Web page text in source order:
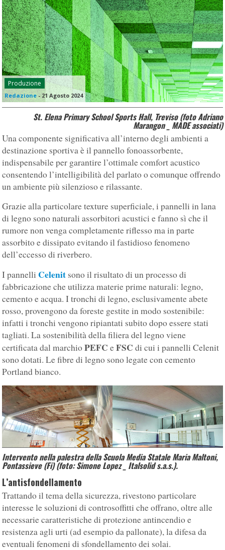
Produzione
Redazione-21 Agosto 2024
St. Elena Primary School Sports Hall, Treviso (foto Adriano
Marangon _ MADE associati)
Una componente significativa all’interno degli ambienti a
destinazione sportiva è il pannello fonoassorbente,
indispensabile per garantire l’ottimale comfort acustico
consentendo l’intelligibilità del parlato o comunque offrendo
un ambiente più silenzioso e rilassante.
Grazie alla particolare texture superficiale, i pannelli in lana
di legno sono naturali assorbitori acustici e fanno sì che il
rumore non venga completamente riflesso ma in parte
assorbito e dissipato evitando il fastidioso fenomeno
dell’eccesso di riverbero.
I pannelli Celenit sono il risultato di un processo di
fabbricazione che utilizza materie prime naturali: legno,
cemento e acqua. I tronchi di legno, esclusivamente abete
rosso, provengono da foreste gestite in modo sostenibile:
infatti i tronchi vengono ripiantati subito dopo essere stati
tagliati. La sostenibilità della filiera del legno viene
certificata dal marchioPEFC eFSC di cui i pannelli Celenit
sono dotati. Le fibre di legno sono legate con cemento
Portland bianco.
Intervento nella palestra della Scuola Media Statale Maria Maltoni,
Pontassieve (Fi) (foto: Simone Lopez _ Italsolid s.a.s.).
L’antisfondellamento
Trattando il tema della sicurezza, rivestono particolare
interesse le soluzioni di controsoffitti che offrano, oltre alle
necessarie caratteristiche di protezione antincendio e
resistenza agli urti (ad esempio da pallonate), la difesa da
eventuali fenomeni di sfondellamento dei solai.